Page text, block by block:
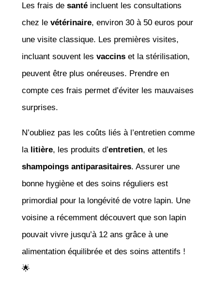
Les frais de santéincluent les consultations
chez le vétérinaire, environ 30 à 50 euros pour
une visite classique. Les premières visites,
incluant souvent les vaccinset la stérilisation,
peuvent être plus onéreuses. Prendre en
compte ces frais permet d’éviter les mauvaises
surprises.
N’oubliez pas les coûts liés à l’entretien comme
la litière, les produits d’entretien, et les
shampoings antiparasitaires. Assurer une
bonne hygiène et des soins réguliers est
primordial pour la longévité de votre lapin. Une
voisine a récemment découvert que son lapin
pouvait vivre jusqu’à 12 ans grâce à une
alimentation équilibrée et des soins attentifs !
🌟